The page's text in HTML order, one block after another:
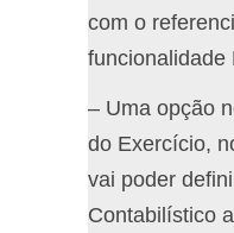
com o
funcionalidade
– Uma opção
do Exercício,
vai poder
Contabilístico